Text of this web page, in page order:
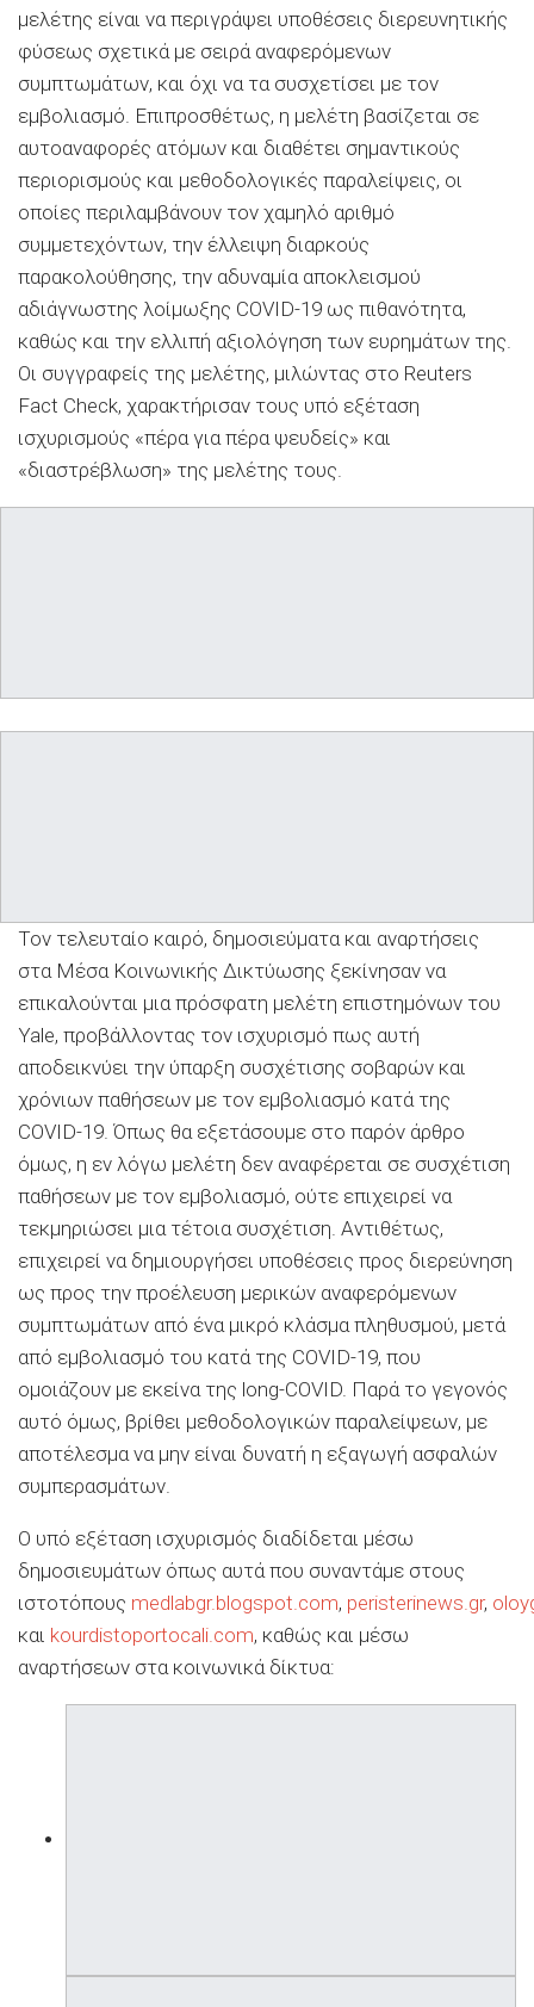
μελέτης είναι να περιγράψει υποθέσεις διερευνητικής
φύσεως σχετικά με σειρά αναφερόμενων
συμπτωμάτων, και όχι να τα συσχετίσει με τον
εμβολιασμό. Επιπροσθέτως, η μελέτη βασίζεται σε
αυτοαναφορές ατόμων και διαθέτει σημαντικούς
περιορισμούς και μεθοδολογικές παραλείψεις, οι
οποίες περιλαμβάνουν τον χαμηλό αριθμό
συμμετεχόντων, την έλλειψη διαρκούς
παρακολούθησης, την αδυναμία αποκλεισμού
αδιάγνωστης λοίμωξης COVID-19 ως πιθανότητα,
καθώς και την ελλιπή αξιολόγηση των ευρημάτων της.
Οι συγγραφείς της μελέτης, μιλώντας στο Reuters
Fact Check, χαρακτήρισαν τους υπό εξέταση
ισχυρισμούς «πέρα για πέρα ψευδείς» και
«διαστρέβλωση» της μελέτης τους.
Τον τελευταίο καιρό, δημοσιεύματα και αναρτήσεις
στα Μέσα Κοινωνικής Δικτύωσης ξεκίνησαν να
επικαλούνται μια πρόσφατη μελέτη επιστημόνων του
Yale, προβάλλοντας τον ισχυρισμό πως αυτή
αποδεικνύει την ύπαρξη συσχέτισης σοβαρών και
χρόνιων παθήσεων με τον εμβολιασμό κατά της
COVID-19. Όπως θα εξετάσουμε στο παρόν άρθρο
όμως, η εν λόγω μελέτη δεν αναφέρεται σε συσχέτιση
παθήσεων με τον εμβολιασμό, ούτε επιχειρεί να
τεκμηριώσει μια τέτοια συσχέτιση. Αντιθέτως,
επιχειρεί να δημιουργήσει υποθέσεις προς διερεύνηση
ως προς την προέλευση μερικών αναφερόμενων
συμπτωμάτων από ένα μικρό κλάσμα πληθυσμού, μετά
από εμβολιασμό του κατά της COVID-19, που
ομοιάζουν με εκείνα της long-COVID. Παρά το γεγονός
αυτό όμως, βρίθει μεθοδολογικών παραλείψεων, με
αποτέλεσμα να μην είναι δυνατή η εξαγωγή ασφαλών
συμπερασμάτων.
Ο υπό εξέταση ισχυρισμός διαδίδεται μέσω
δημοσιευμάτων όπως αυτά που συναντάμε στους
ιστοτόπους medlabgr.blogspot.com, peristerinews.gr,
και kourdistoportocali.com, καθώς και μέσω
αναρτήσεων στα κοινωνικά δίκτυα: